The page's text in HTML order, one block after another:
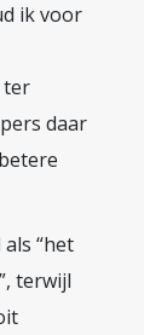
ik voor
ter
daar
“het
terwijl